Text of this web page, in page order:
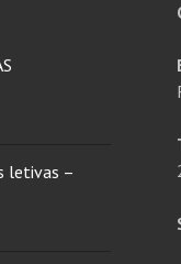
letivas –